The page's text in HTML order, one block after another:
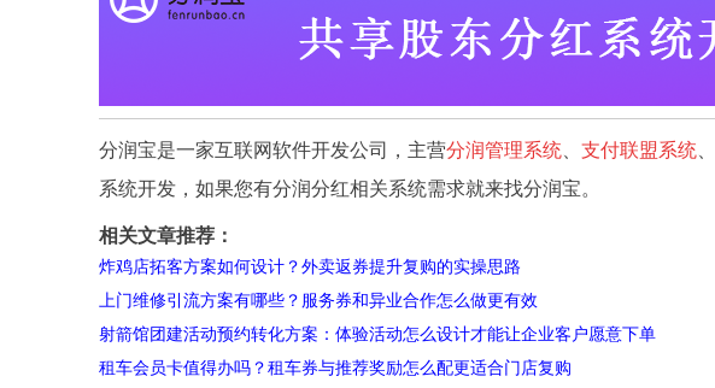
分润宝是一家互联网软件开发公司，主营分润管理系统 支付联盟系统
系统开发，如果您有分润分红相关系统需求就来找分润宝。
相关文章推荐：
炸鸡店拓客方案如何设计？外卖返券提升复购的实操思路
上门维修引流方案有哪些？服务券和异业合作怎么做更有效
射箭馆团建活动预约转化方案：体验活动怎么设计才能让企业客户愿意下单
租车会员卡值得办吗？租车券与推荐奖励怎么配更适合门店复购